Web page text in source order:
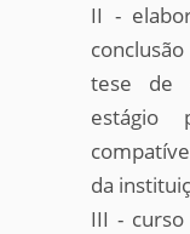
II -
tese de
estágio
da
III - curso